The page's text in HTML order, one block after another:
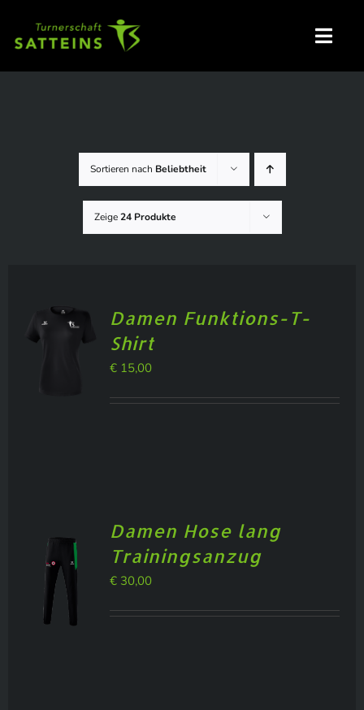
Inhalt
GRUPPEN / ANMELDUNG
VEREINSKLEIDUNG – SHOP
Sortieren nach Beliebtheit
Zeige24 Produkte
Damen Funktions-T-
Shirt
€15,00
Damen Hose lang
Trainingsanzug
€30,00